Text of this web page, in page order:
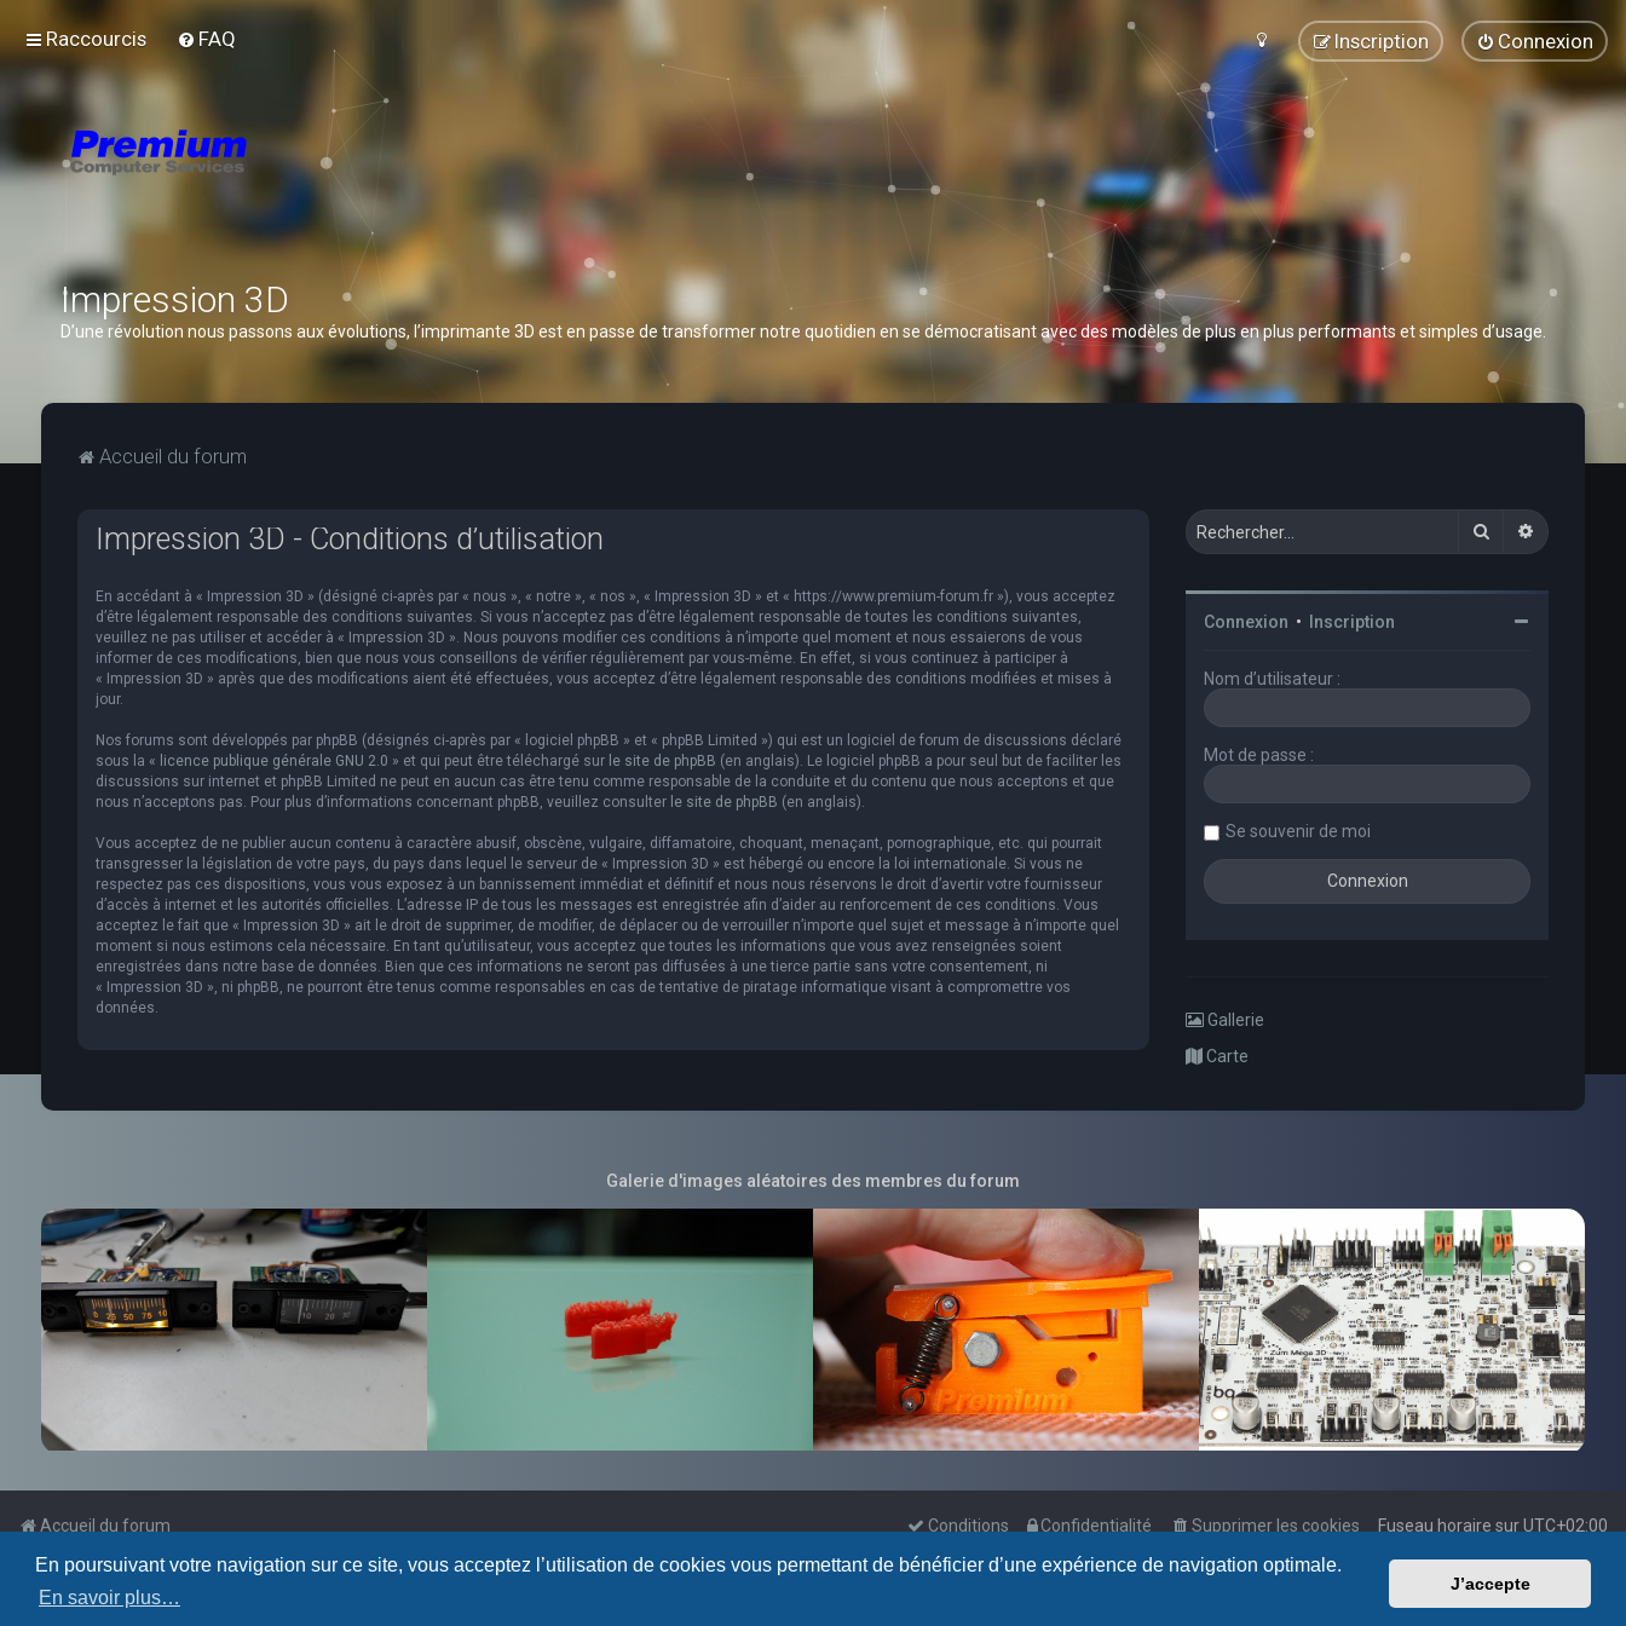
En poursuivant votre navigation sur ce site, vous acceptez l’utilisation de cookies vous permettant de bénéficier d’une expérience de navigation optimale.
En savoir plus…
J’accepte
Raccourcis FAQ Connexion
Inscription
Impression 3D
D’une révolution nous passons aux évolutions, l’imprimante 3D est en passe de transformer notre quotidien en se démocratisant avec des modèles de plus en plus performants et simples d’usage.
Accueil du forum
Impression 3D - Conditions d’utilisation
En accédant à « Impression 3D » (désigné ci-après par « nous », « notre », « nos », « Impression 3D » et « https://www.premium-forum.fr »), vous acceptez
d’être légalement responsable des conditions suivantes. Si vous n’acceptez pas d’être légalement responsable de toutes les conditions suivantes,
veuillez ne pas utiliser et accéder à « Impression 3D ». Nous pouvons modifier ces conditions à n’importe quel moment et nous essaierons de vous
informer de ces modifications, bien que nous vous conseillons de vérifier régulièrement par vous-même. En effet, si vous continuez à participer à
« Impression 3D » après que des modifications aient été effectuées, vous acceptez d’être légalement responsable des conditions modifiées et mises à
jour.
Nos forums sont développés par phpBB (désignés ci-après par « logiciel phpBB » et « phpBB Limited ») qui est un logiciel de forum de discussions déclaré
sous la « licence publique générale GNU 2.0 » et qui peut être téléchargé sur le site de phpBB (en anglais). Le logiciel phpBB a pour seul but de faciliter les
discussions sur internet et phpBB Limited ne peut en aucun cas être tenu comme responsable de la conduite et du contenu que nous acceptons et que
nous n’acceptons pas. Pour plus d’informations concernant phpBB, veuillez consulter le site de phpBB (en anglais).
Vous acceptez de ne publier aucun contenu à caractère abusif, obscène, vulgaire, diffamatoire, choquant, menaçant, pornographique, etc. qui pourrait
transgresser la législation de votre pays, du pays dans lequel le serveur de « Impression 3D » est hébergé ou encore la loi internationale. Si vous ne
respectez pas ces dispositions, vous vous exposez à un bannissement immédiat et définitif et nous nous réservons le droit d’avertir votre fournisseur
d’accès à internet et les autorités officielles. L’adresse IP de tous les messages est enregistrée afin d’aider au renforcement de ces conditions. Vous
acceptez le fait que « Impression 3D » ait le droit de supprimer, de modifier, de déplacer ou de verrouiller n’importe quel sujet et message à n’importe quel
moment si nous estimons cela nécessaire. En tant qu’utilisateur, vous acceptez que toutes les informations que vous avez renseignées soient
enregistrées dans notre base de données. Bien que ces informations ne seront pas diffusées à une tierce partie sans votre consentement, ni
« Impression 3D », ni phpBB, ne pourront être tenus comme responsables en cas de tentative de piratage informatique visant à compromettre vos
données.
Rechercher
Connexion • Inscription
Nom d’utilisateur :
Mot de passe :
Se souvenir de moi
Gallerie
Carte
Galerie d'images aléatoires des membres du forum
Accueil du forum Fuseau horaire surUTC+02:00
Supprimer les cookies
Confidentialité
Conditions
Powered by phpBB
Traduction française officielle